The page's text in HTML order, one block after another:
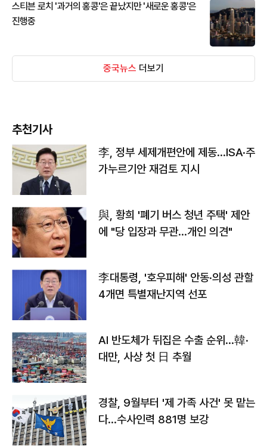
스티븐 로치 '과거의 홍콩'은 끝났지만 '새로운 홍콩'은
진행중
중국뉴스 더보기
추천기사
李, 정부 세제개편안에 제동…ISA·주
가누르기안 재검토 지시
與, 황희 '폐기 버스 청년 주택' 제안
에 "당 입장과 무관…개인 의견"
李대통령, '호우피해' 안동·의성 관할
4개면 특별재난지역 선포
AI 반도체가 뒤집은 수출 순위…韓·
대만, 사상 첫 日 추월
경찰, 9월부터 '제 가족 사건' 못 맡는
다…수사인력 881명 보강